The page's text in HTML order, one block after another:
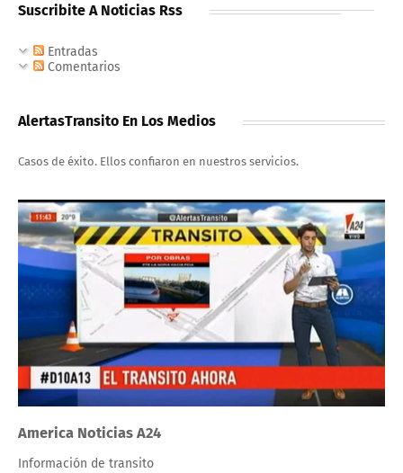
Suscribite A Noticias Rss
Entradas
Comentarios
AlertasTransito En Los Medios
Casos de éxito. Ellos confiaron en nuestros servicios.
America Noticias A24
Información de transito